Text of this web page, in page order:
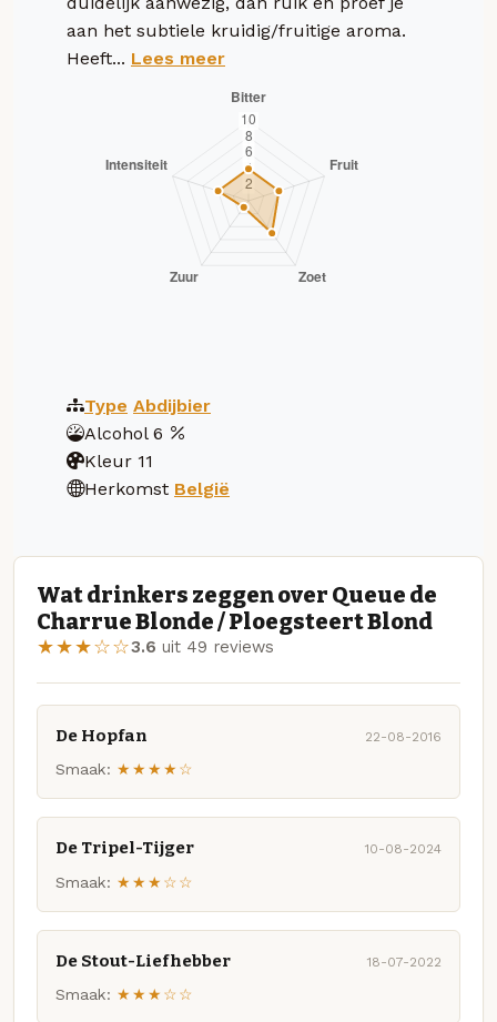
aan het subtiele kruidig/fruitige aroma.
Heeft... Lees meer
Type Abdijbier
Alcohol 6
Kleur 11
Herkomst België
Wat drinkers zeggen over Queue de
Charrue Blonde / Ploegsteert Blond
★★★☆☆3.6 uit 49 reviews
De Hopfan 22-08-2016
Smaak: ★★★★☆
De Tripel-Tijger 10-08-2024
Smaak: ★★★☆☆
De Stout-Liefhebber 18-07-2022
Smaak: ★★★☆☆